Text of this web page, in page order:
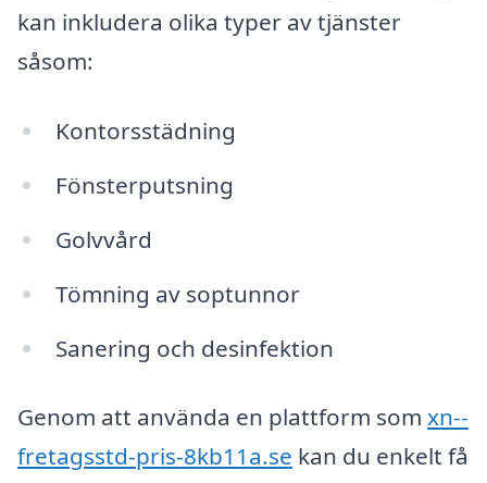
kan inkludera olika typer av tjänster
såsom:
Kontorsstädning
Fönsterputsning
Golvvård
Tömning av soptunnor
Sanering och desinfektion
Genom att använda en plattform som xn--
fretagsstd-pris-8kb11a.se kan du enkelt få